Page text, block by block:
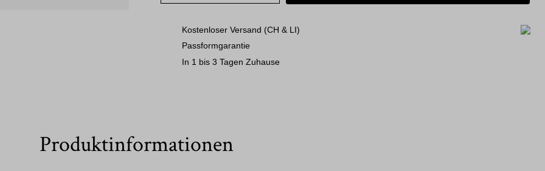
Kostenloser Versand (CH & LI)
Passformgarantie
In 1 bis 3 Tagen Zuhause
Produktinformationen